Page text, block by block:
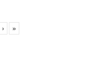
› »